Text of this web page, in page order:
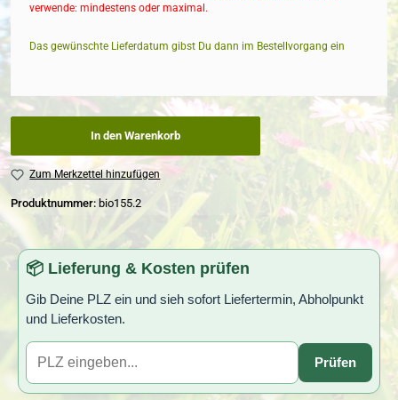
verwende: mindestens oder maximal.
Das gewünschte Lieferdatum gibst Du dann im Bestellvorgang ein
In den Warenkorb
Zum Merkzettel hinzufügen
Produktnummer: bio155.2
📦 Lieferung & Kosten prüfen
Gib Deine PLZ ein und sieh sofort Liefertermin, Abholpunkt
und Lieferkosten.
Prüfen